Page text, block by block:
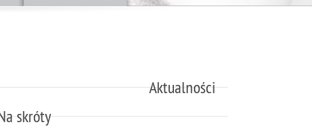
Aktualności
skróty